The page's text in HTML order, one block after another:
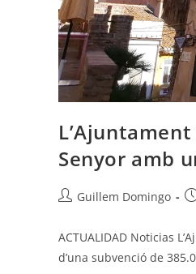
Senyor amb
Guillem Domingo
ACTUALIDAD Noticias
d’una subvenció de